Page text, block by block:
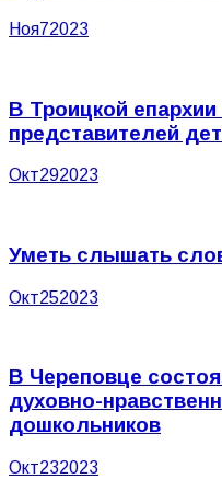
Ноя72023
В Троицкой
представителей
Окт292023
Уметь слышать
Окт252023
В Череповце
духовно-
дошкольников
Окт232023